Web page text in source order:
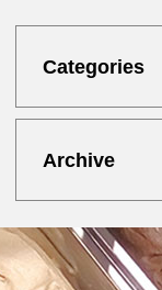
Categories
Archive